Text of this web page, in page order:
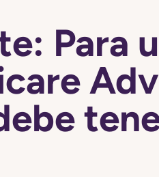
Para